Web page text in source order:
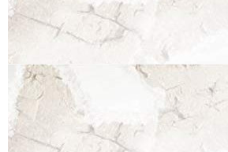
–